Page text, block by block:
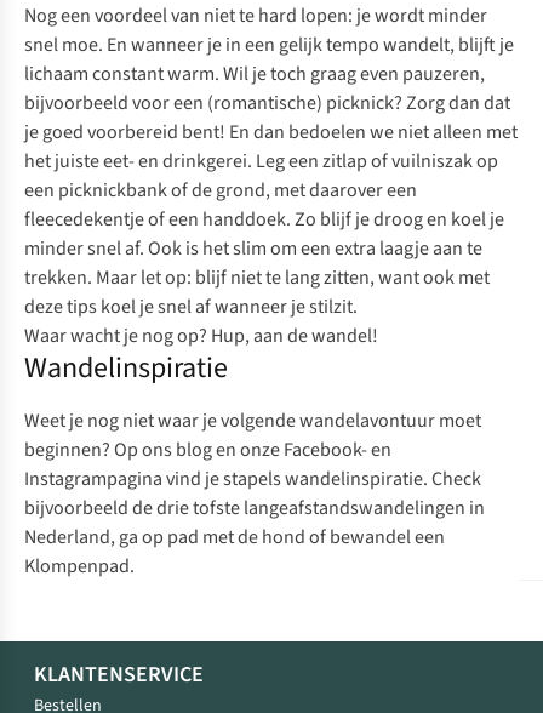
Nog een voordeel van niet te hard lopen: je wordt minder
snel moe. En wanneer je in een gelijk tempo wandelt, blijft je
lichaam constant warm. Wil je toch graag even pauzeren,
bijvoorbeeld voor een (romantische) picknick? Zorg dan dat
je goed voorbereid bent! En dan bedoelen we niet alleen met
het juisteeet- en drinkgerei. Leg eenzitlapof vuilniszak op
een picknickbank of de grond, met daarover een
fleecedekentje of een handdoek. Zo blijf je droog en koel je
minder snel af. Ook is het slim om een extra laagje aan te
trekken. Maar let op: blijf niet te lang zitten, want ook met
deze tips koel je snel af wanneer je stilzit.
Waar wacht je nog op? Hup, aan de wandel!
Wandelinspiratie
Weet je nog niet waar je volgende wandelavontuur moet
beginnen? Op ons blog en onzeFacebook- en
Instagrampaginavind je stapels wandelinspiratie. Check
bijvoorbeeldde drie tofste langeafstandswandelingen in
Nederland, gaop pad met de hondofbewandel een
Klompenpad.
KLANTENSERVICE
Bestellen